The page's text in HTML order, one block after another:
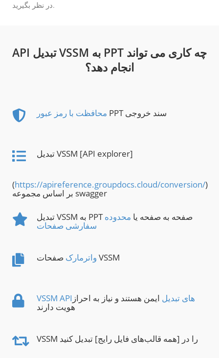
در نظر بگیرید.
API تبدیل VSSM به PPT چه کاری می تواند
انجام دهد؟
محافظت با رمز عبور PPT سند خروجی
تبدیل VSSM [API explorer]
(https://apireference.groupdocs.cloud/conversion/)
بر اساس مجموعه swagger
تبدیل VSSM به PPT صفحه به صفحه یا محدوده
سفارشی صفحات
واترمارک صفحات VSSM
VSSM APIهای تبدیل ایمن هستند و نیاز به احراز
هویت دارند
VSSM را در [همه قالب‌های فایل رایج] تبدیل کنید